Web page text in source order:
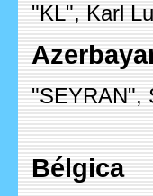
"KL", Karl
"SEYRAN",
Bélgica